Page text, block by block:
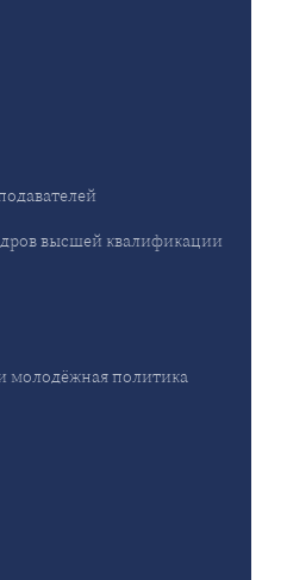
высшей квалификации
молодёжная политика